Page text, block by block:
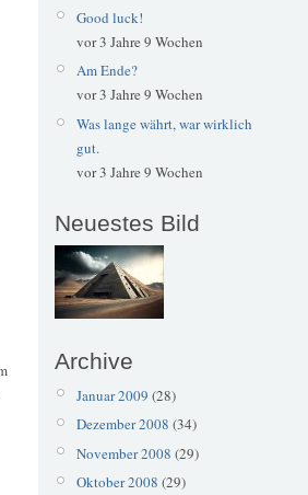
Good luck!
vor 3 Jahre 9 Wochen
Am Ende?
vor 3 Jahre 9 Wochen
Was lange währt, war wirklich
gut.
vor 3 Jahre 9 Wochen
Neuestes Bild
Archive
Januar 2009 (28)
Dezember 2008 (34)
November 2008 (29)
Oktober 2008 (29)